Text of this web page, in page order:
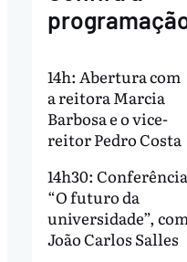
14h: Abertura com
a reitora Marcia
Barbosa e o vice-
reitor Pedro Costa
14h30: Conferência
“O futuro da
universidade”, com
João Carlos Salles